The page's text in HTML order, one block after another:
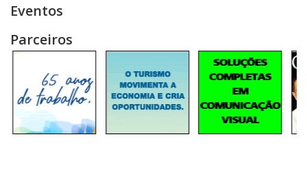
Eventos
Parceiros